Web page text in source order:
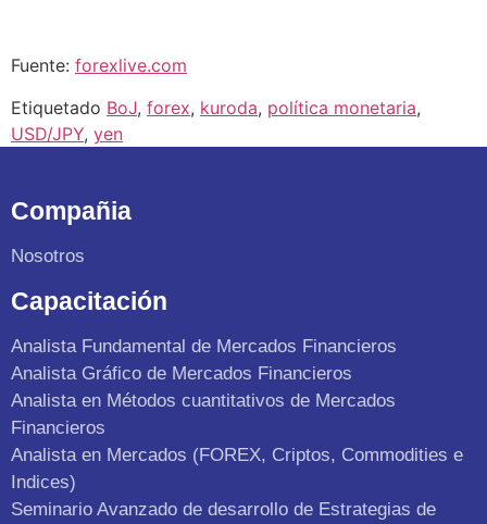
Fuente: forexlive.com
Etiquetado BoJ, forex, kuroda, política monetaria,
USD/JPY, yen
Compañia
Nosotros
Capacitación
Analista Fundamental de Mercados Financieros
Analista Gráfico de Mercados Financieros
Analista en Métodos cuantitativos de Mercados
Financieros
Analista en Mercados (FOREX, Criptos, Commodities e
Indices)
Seminario Avanzado de desarrollo de Estrategias de